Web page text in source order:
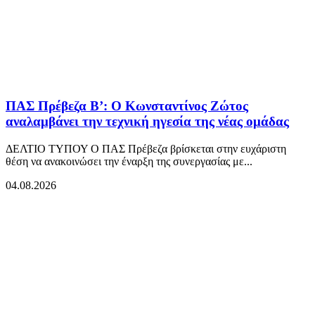
ΠΑΣ Πρέβεζα Β’: Ο Κωνσταντίνος Ζώτος
αναλαμβάνει την τεχνική ηγεσία της νέας ομάδας
ΔΕΛΤΙΟ ΤΥΠΟΥ Ο ΠΑΣ Πρέβεζα βρίσκεται στην ευχάριστη
θέση να ανακοινώσει την έναρξη της συνεργασίας με...
04.08.2026